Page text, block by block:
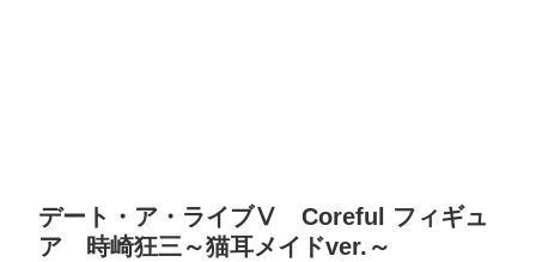
デート・ア・ライブⅤ Coreful フィギュ
ア 時崎狂三～猫耳メイドver.～